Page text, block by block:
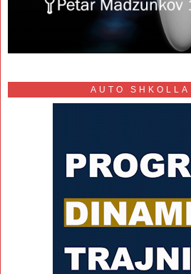
AUTO SHKOLLA